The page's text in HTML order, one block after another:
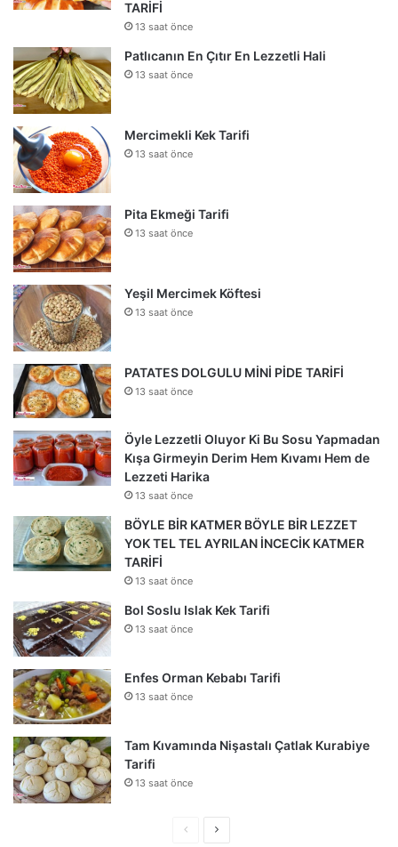
TARİFİ
13 saat önce
Patlıcanın En Çıtır En Lezzetli Hali
13 saat önce
Mercimekli Kek Tarifi
13 saat önce
Pita Ekmeği Tarifi
13 saat önce
Yeşil Mercimek Köftesi
13 saat önce
PATATES DOLGULU MİNİ PİDE TARİFİ
13 saat önce
Öyle Lezzetli Oluyor Ki Bu Sosu Yapmadan
Kışa Girmeyin Derim Hem Kıvamı Hem de
Lezzeti Harika
13 saat önce
BÖYLE BİR KATMER BÖYLE BİR LEZZET
YOK TEL TEL AYRILAN İNCECİK KATMER
TARİFİ
13 saat önce
Bol Soslu Islak Kek Tarifi
13 saat önce
Enfes Orman Kebabı Tarifi
13 saat önce
Tam Kıvamında Nişastalı Çatlak Kurabiye
Tarifi
13 saat önce
ÖncekiSonraki